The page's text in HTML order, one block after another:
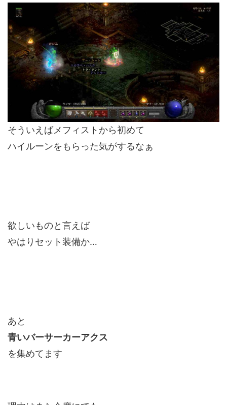
そういえばメフィストから初めて
ハイルーンをもらった気がするなぁ
欲しいものと言えば
やはりセット装備か…
あと
青いバーサーカーアクス
を集めてます